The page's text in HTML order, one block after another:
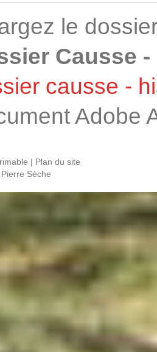
le
Causse
causse -
Adobe
| Plan du site
Sèche